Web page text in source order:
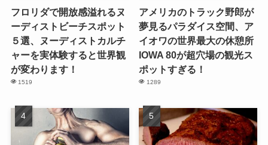
フロリダで開放感溢れるヌ
ーディストビーチスポット
５選、ヌーディストカルチ
ャーを実体験すると世界観
が変わります！
1519
アメリカのトラック野郎が
夢見るパラダイス空間、ア
イオワの世界最大の休憩所
IOWA 80が超穴場の観光ス
ポットすぎる！
1289